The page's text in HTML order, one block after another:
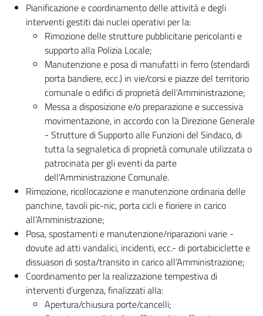
Pianificazione e coordinamento delle attività e degli
interventi gestiti dai nuclei operativi per la:
Rimozione delle strutture pubblicitarie pericolanti e
supporto alla Polizia Locale;
Manutenzione e posa di manufatti in ferro (stendardi
porta bandiere, ecc.) in vie/corsi e piazze del territorio
comunale o edifici di proprietà dell’Amministrazione;
Messa a disposizione e/o preparazione e successiva
movimentazione, in accordo con la Direzione Generale
- Strutture di Supporto alle Funzioni del Sindaco, di
tutta la segnaletica di proprietà comunale utilizzata o
patrocinata per gli eventi da parte
dell’Amministrazione Comunale.
Rimozione, ricollocazione e manutenzione ordinaria delle
panchine, tavoli pic-nic, porta cicli e fioriere in carico
all’Amministrazione;
Posa, spostamenti e manutenzione/riparazioni varie -
dovute ad atti vandalici, incidenti, ecc.- di portabiciclette e
dissuasori di sosta/transito in carico all’Amministrazione;
Coordinamento per la realizzazione tempestiva di
interventi d’urgenza, finalizzati alla:
Apertura/chiusura porte/cancelli;